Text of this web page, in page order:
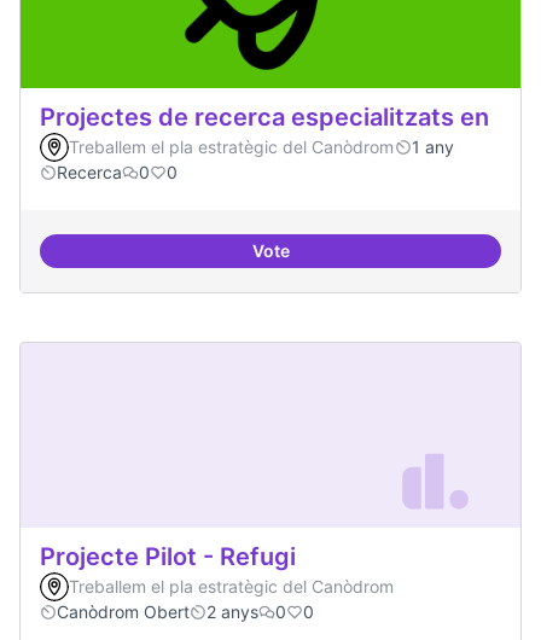
Projectes de recerca especialitzats en
Treballem el pla estratègic del Canòdrom
1 any
Recerca
0 0
VoteProjectes de recerca
Projecte Pilot - Refugi
Treballem el pla estratègic del Canòdrom
Canòdrom Obert
2 anys 0 0